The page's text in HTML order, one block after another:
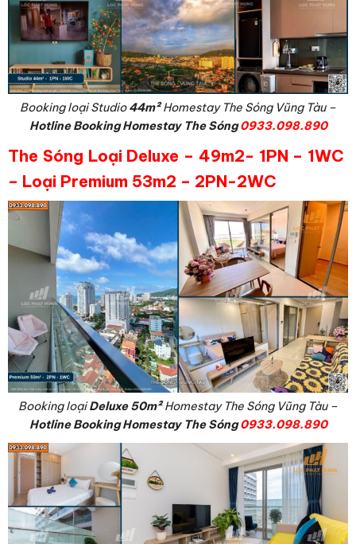
Booking loại Studio44m²Homestay The Sóng Vũng Tàu –
Hotline Booking Homestay The Sóng0933.098.890
The Sóng Loại Deluxe – 49m2- 1PN – 1WC
– Loại Premium 53m2 – 2PN-2WC
Booking loạiDeluxe 50m²Homestay The Sóng Vũng Tàu –
Hotline Booking Homestay The Sóng0933.098.890